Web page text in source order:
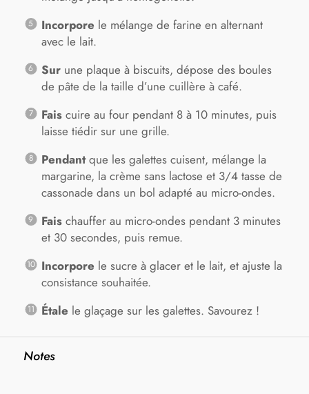
Incorpore le mélange de farine en alternant
avec le lait.
Surune plaque à biscuits, dépose des boules
de pâte de la taille d’une cuillère à café.
Faiscuire au four pendant 8 à 10 minutes, puis
laisse tiédir sur une grille.
Pendantque les galettes cuisent, mélange la
margarine, la crème sans lactose et 3/4 tasse de
cassonade dans un bol adapté au micro-ondes.
Faischauffer au micro-ondes pendant 3 minutes
et 30 secondes, puis remue.
Incorpore le sucre à glacer et le lait, et ajuste la
consistance souhaitée.
Étale le glaçage sur les galettes. Savourez !
Notes